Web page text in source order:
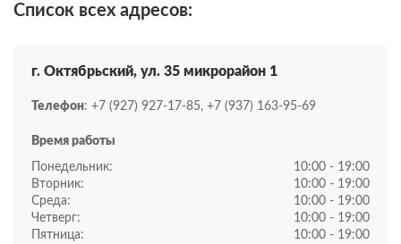
Список всех адресов:
г. Октябрьский, ул. 35 микрорайон 1
Телефон: +7 (927) 927-17-85, +7 (937) 163-95-69
Время работы
Понедельник:
10:00 - 19:00
Вторник:
10:00 - 19:00
Среда:
10:00 - 19:00
Четверг:
10:00 - 19:00
Пятница:
10:00 - 19:00